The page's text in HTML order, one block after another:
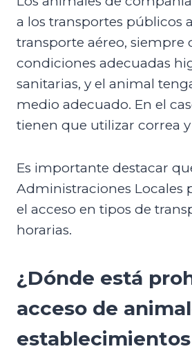
a los transportes públicos
transporte aéreo, siempre
condiciones adecuadas
sanitarias, y el animal
medio adecuado. En el
tienen que utilizar correa y
Es importante destacar
Administraciones Locales
el acceso en tipos de
horarias.
¿Dónde está
acceso de